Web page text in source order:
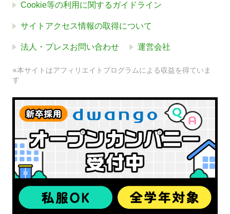
Cookie等の利用に関するガイドライン
サイトアクセス情報の取得について
法人・プレスお問い合わせ 運営会社
※本サイトはアフィリエイトプログラムによる収益を得ていま
す